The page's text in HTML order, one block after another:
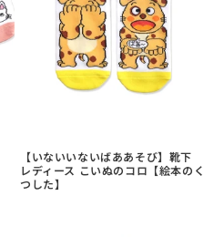
【いないいないばああそび】靴下
レディース こいぬのコロ【絵本のく
つした】